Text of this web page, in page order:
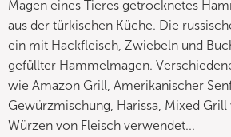
Magen eines Tieres getrocknetes
aus der türkischen Küche. Die
ein mit Hackfleisch, Zwiebeln und
gefüllter Hammelmagen.
wie Amazon Grill, Amerikanischer
Gewürzmischung, Harissa, Mixed
Würzen von Fleisch verwendet...